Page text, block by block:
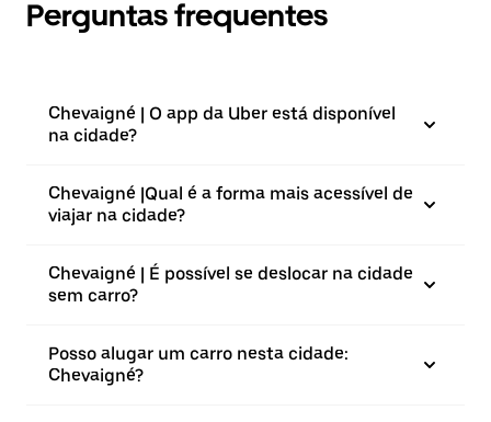
Perguntas frequentes
Chevaigné | O app da Uber está disponível
na cidade?
Chevaigné |⁠Qual é a forma mais acessível de
viajar na cidade?
Chevaigné | É possível se deslocar na cidade
sem carro?
Posso alugar um carro nesta cidade:
Chevaigné?